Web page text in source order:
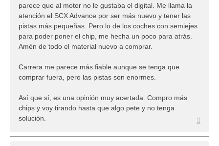
parece que al motor no le gustaba el digital. Me llama la
atención el SCX Advance por ser más nuevo y tener las
pistas más pequeñas. Pero lo de los coches con semiejes
para poder poner el chip, me hecha un poco para atrás.
Amén de todo el material nuevo a comprar.
Carrera me parece más fiable aunque se tenga que
comprar fuera, pero las pistas son enormes.
Así que sí, es una opinión muy acertada. Compro más
chips y voy tirando hasta que algo pete y no tenga
solución.